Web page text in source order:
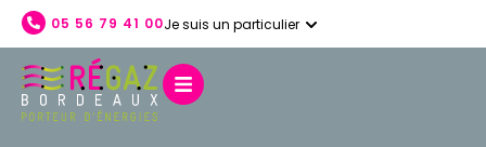
05 56 79 41 00Je suis un particulier
NOS SERVICES
L'ENTREPRISE
NOS ÉNERGIES
AIDE ET CONTACT